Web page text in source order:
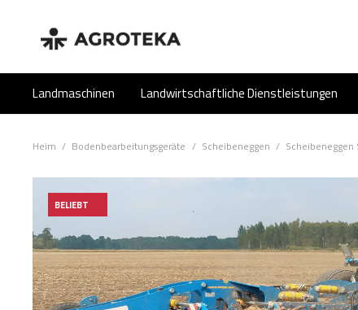
Landmaschinen Landwirtschaftliche Dienstleistungen
Heim / Bodenbearbeitungsgeräte / Scheibeneggen / Scheibeneggen
BELIEBT